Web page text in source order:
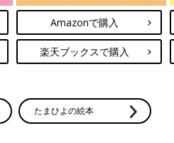
Amazonで購入
楽天ブックスで購入
たまひよの絵本